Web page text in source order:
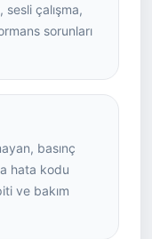
çalışma,
sorunları
basınç
hata kodu
ve bakım